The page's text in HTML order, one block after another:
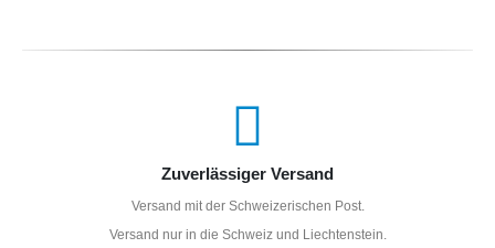
Zuverlässiger Versand
Versand mit der Schweizerischen Post.
Versand nur in die Schweiz und Liechtenstein.